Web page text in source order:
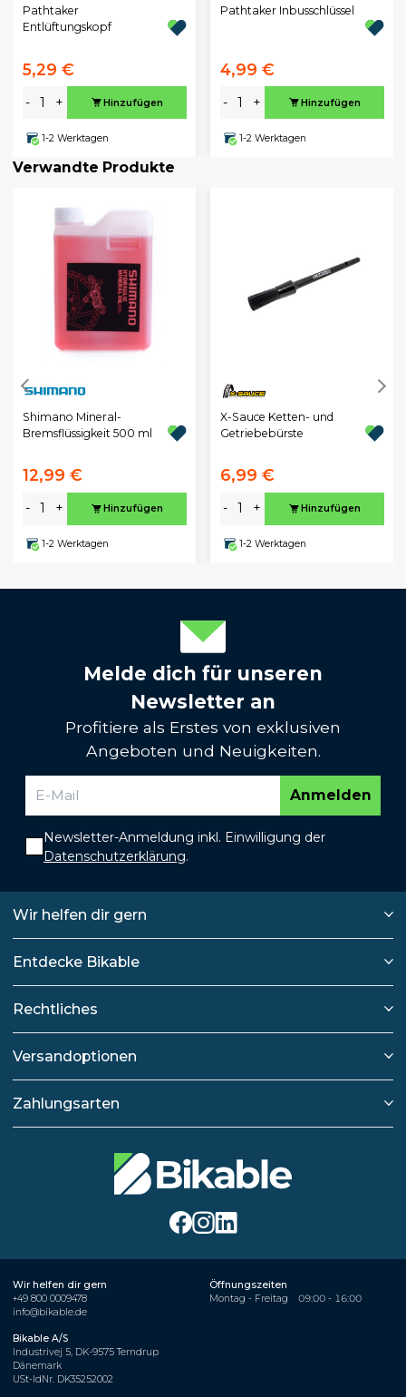
Pathtaker
Entlüftungskopf
5,29 €
- + Hinzufügen
1-2 Werktagen
Pathtaker Inbusschlüssel
4,99 €
- + Hinzufügen
1-2 Werktagen
Verwandte Produkte
Shimano Mineral-
Bremsflüssigkeit 500 ml
12,99 €
- + Hinzufügen
1-2 Werktagen
X-Sauce Ketten- und
Getriebebürste
6,99 €
- + Hinzufügen
1-2 Werktagen
Melde dich für unseren
Newsletter an
Profitiere als Erstes von exklusiven
Angeboten und Neuigkeiten.
Anmelden
Newsletter-Anmeldung inkl. Einwilligung der
Datenschutzerklärung.
Wir helfen dir gern
Entdecke Bikable
Rechtliches
Versandoptionen
Zahlungsarten
Wir helfen dir gern
+49 800 0009478
info@bikable.de
Öffnungszeiten
Montag - Freitag
09:00 - 16:00
Bikable A/S
Industrivej 5, DK-9575 Terndrup
Dänemark
USt-IdNr. DK35252002